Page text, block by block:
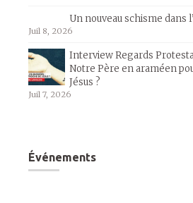
Un nouveau schisme dans
Juil 8, 2026
Interview Regards
Notre Père en araméen
Jésus ?
Juil 7, 2026
Événements